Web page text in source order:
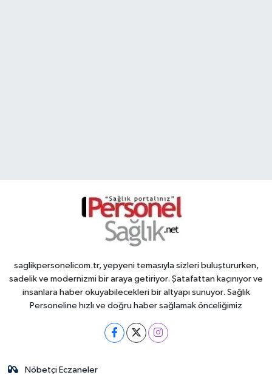
saglikpersonelicom.tr, yepyeni temasıyla sizleri buluştururken,
sadelik ve modernizmi bir araya getiriyor. Şatafattan kaçınıyor ve
insanlara haber okuyabilecekleri bir altyapı sunuyor. Sağlık
Personeline hızlı ve doğru haber sağlamak önceliğimiz
Nöbetçi Eczaneler